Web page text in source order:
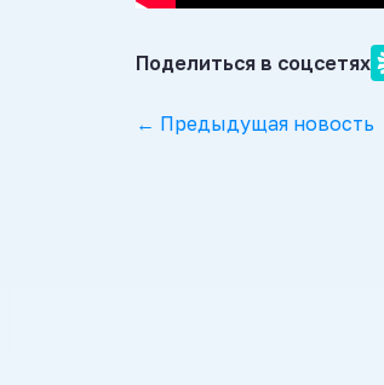
Поделиться в соцсетях
← Предыдущая новость